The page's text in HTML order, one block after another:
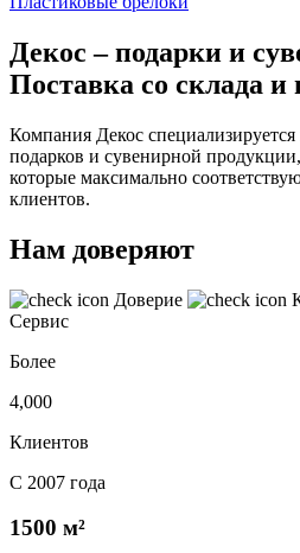
Декос – подарки и
Поставка со склада и
Компания Декос специализируется
подарков и сувенирной
которые максимально
клиентов.
Нам доверяют
Доверие
Сервис
Более
4,000
Клиентов
С 2007 года
1500 м²